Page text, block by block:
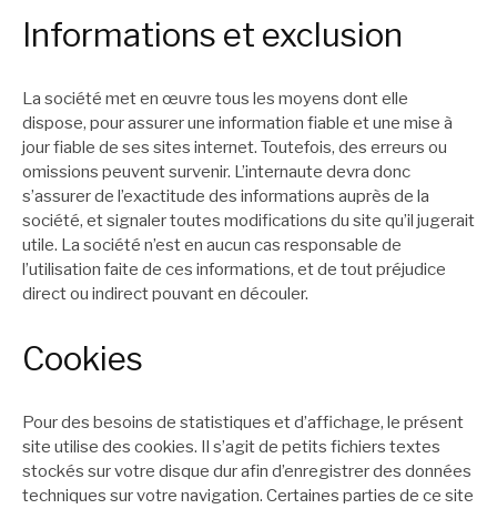
Informations et exclusion
La société met en œuvre tous les moyens dont elle
dispose, pour assurer une information fiable et une mise à
jour fiable de ses sites internet. Toutefois, des erreurs ou
omissions peuvent survenir. L’internaute devra donc
s’assurer de l’exactitude des informations auprès de la
société, et signaler toutes modifications du site qu’il jugerait
utile. La société n’est en aucun cas responsable de
l’utilisation faite de ces informations, et de tout préjudice
direct ou indirect pouvant en découler.
Cookies
Pour des besoins de statistiques et d’affichage, le présent
site utilise des cookies. Il s’agit de petits fichiers textes
stockés sur votre disque dur afin d’enregistrer des données
techniques sur votre navigation. Certaines parties de ce site